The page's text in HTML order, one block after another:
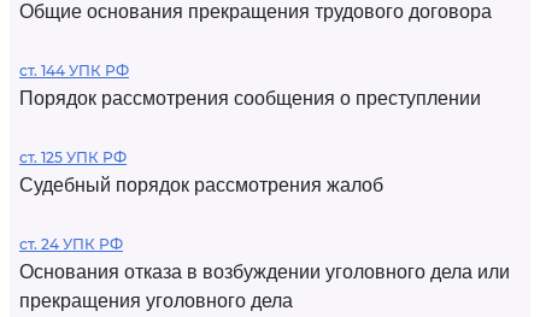
Общие основания прекращения трудового договора
ст. 144 УПК РФ
Порядок рассмотрения сообщения о преступлении
ст. 125 УПК РФ
Судебный порядок рассмотрения жалоб
ст. 24 УПК РФ
Основания отказа в возбуждении уголовного дела или
прекращения уголовного дела